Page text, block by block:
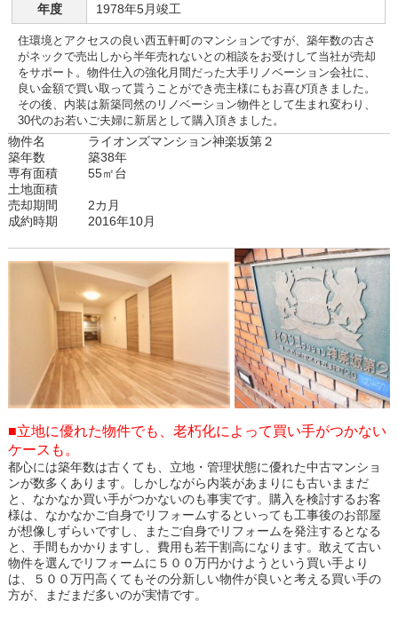
年度 1978年5月竣工
住環境とアクセスの良い西五軒町のマンションですが、築年数の古さ
がネックで売出しから半年売れないとの相談をお受けして当社が売却
をサポート。物件仕入の強化月間だった大手リノベーション会社に、
良い金額で買い取って貰うことができ売主様にもお喜び頂きました。
その後、内装は新築同然のリノベーション物件として生まれ変わり、
30代のお若いご夫婦に新居として購入頂きました。
物件名
ライオンズマンション神楽坂第２
築年数
築38年
専有面積
55㎡台
土地面積
売却期間
2カ月
成約時期
2016年10月
■立地に優れた物件でも、老朽化によって買い手がつかない
ケースも。
都心には築年数は古くても、立地・管理状態に優れた中古マンショ
ンが数多くあります。しかしながら内装があまりにも古いままだ
と、なかなか買い手がつかないのも事実です。購入を検討するお客
様は、なかなかご自身でリフォームするといっても工事後のお部屋
が想像しずらいですし、またご自身でリフォームを発注するとなる
と、手間もかかりますし、費用も若干割高になります。敢えて古い
物件を選んでリフォームに５００万円かけようという買い手より
は、５００万円高くてもその分新しい物件が良いと考える買い手の
方が、まだまだ多いのが実情です。